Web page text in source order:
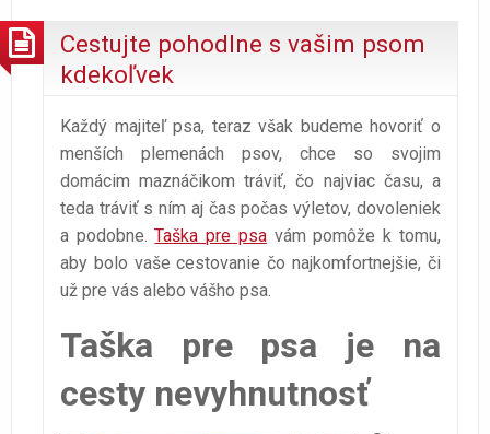
Cestujte pohodlne s vašim psom
kdekoľvek
Každý majiteľ psa, teraz však budeme hovoriť o
menších plemenách psov, chce so svojim
domácim maznáčikom tráviť, čo najviac času, a
teda tráviť s ním aj čas počas výletov, dovoleniek
a podobne.Taška pre psavám pomôže k tomu,
aby bolo vaše cestovanie čo najkomfortnejšie, či
už pre vás alebo vášho psa.
Taška pre psa je na
cesty nevyhnutnosť